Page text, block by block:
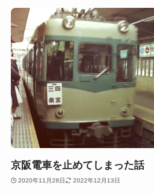
京阪電車を止めてしまった話
2020年11月28日 2022年12月13日